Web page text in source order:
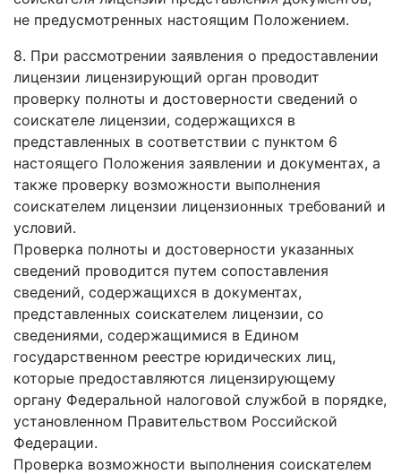
не предусмотренных настоящим Положением.
8. При рассмотрении заявления о предоставлении
лицензии лицензирующий орган проводит
проверку полноты и достоверности сведений о
соискателе лицензии, содержащихся в
представленных в соответствии с пунктом 6
настоящего Положения заявлении и документах, а
также проверку возможности выполнения
соискателем лицензии лицензионных требований и
условий.
Проверка полноты и достоверности указанных
сведений проводится путем сопоставления
сведений, содержащихся в документах,
представленных соискателем лицензии, со
сведениями, содержащимися в Едином
государственном реестре юридических лиц,
которые предоставляются лицензирующему
органу Федеральной налоговой службой в порядке,
установленном Правительством Российской
Федерации.
Проверка возможности выполнения соискателем